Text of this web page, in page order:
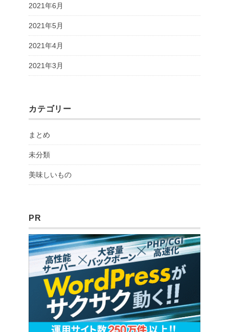
2021年6月
2021年5月
2021年4月
2021年3月
カテゴリー
まとめ
未分類
美味しいもの
PR